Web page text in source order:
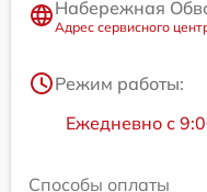
Набережная
Адрес сервисного
Режим работы:
Ежедневно с
Способы оплаты